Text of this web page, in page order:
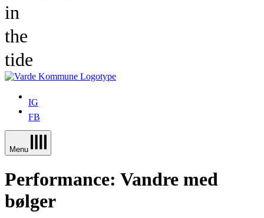
in
the
tide
IG
FB
Menu
Performance: Vandre med
bølger